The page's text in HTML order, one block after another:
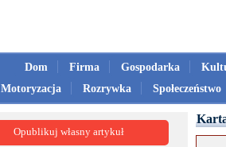
Dom Firma Gospodarka
Motoryzacja
Rozrywka Społeczeństwo
Opublikuj własny artykuł